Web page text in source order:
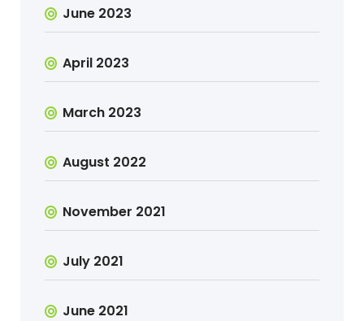
June 2023
April 2023
March 2023
August 2022
November 2021
July 2021
June 2021